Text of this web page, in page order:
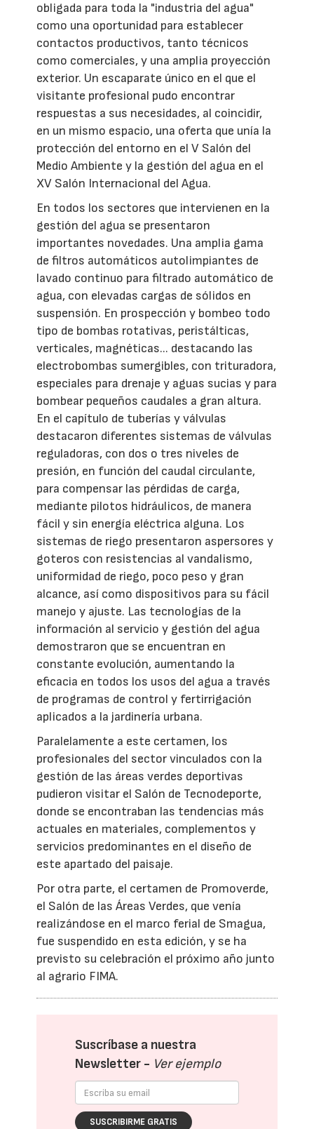
obligada para toda la "industria del agua"
como una oportunidad para establecer
contactos productivos, tanto técnicos
como comerciales, y una amplia proyección
exterior. Un escaparate único en el que el
visitante profesional pudo encontrar
respuestas a sus necesidades, al coincidir,
en un mismo espacio, una oferta que unía la
protección del entorno en el V Salón del
Medio Ambiente y la gestión del agua en el
XV Salón Internacional del Agua.
En todos los sectores que intervienen en la
gestión del agua se presentaron
importantes novedades. Una amplia gama
de filtros automáticos autolimpiantes de
lavado continuo para filtrado automático de
agua, con elevadas cargas de sólidos en
suspensión. En prospección y bombeo todo
tipo de bombas rotativas, peristálticas,
verticales, magnéticas... destacando las
electrobombas sumergibles, con trituradora,
especiales para drenaje y aguas sucias y para
bombear pequeños caudales a gran altura.
En el capítulo de tuberías y válvulas
destacaron diferentes sistemas de válvulas
reguladoras, con dos o tres niveles de
presión, en función del caudal circulante,
para compensar las pérdidas de carga,
mediante pilotos hidráulicos, de manera
fácil y sin energía eléctrica alguna. Los
sistemas de riego presentaron aspersores y
goteros con resistencias al vandalismo,
uniformidad de riego, poco peso y gran
alcance, así como dispositivos para su fácil
manejo y ajuste. Las tecnologías de la
información al servicio y gestión del agua
demostraron que se encuentran en
constante evolución, aumentando la
eficacia en todos los usos del agua a través
de programas de control y fertirrigación
aplicados a la jardinería urbana.
Paralelamente a este certamen, los
profesionales del sector vinculados con la
gestión de las áreas verdes deportivas
pudieron visitar el Salón de Tecnodeporte,
donde se encontraban las tendencias más
actuales en materiales, complementos y
servicios predominantes en el diseño de
este apartado del paisaje.
Por otra parte, el certamen de Promoverde,
el Salón de las Áreas Verdes, que venía
realizándose en el marco ferial de Smagua,
fue suspendido en esta edición, y se ha
previsto su celebración el próximo año junto
al agrario FIMA.
Suscríbase a nuestra
Newsletter - Ver ejemplo
SUSCRIBIRME GRATIS